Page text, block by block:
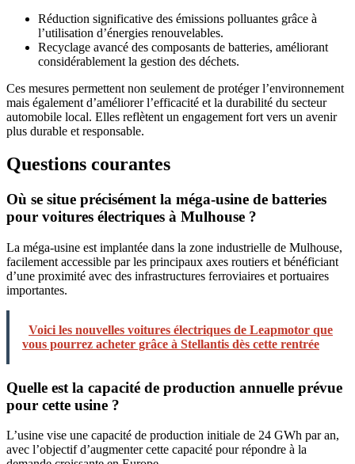
Réduction significative des émissions polluantes grâce à
l’utilisation d’énergies renouvelables.
Recyclage avancé des composants de batteries, améliorant
considérablement la gestion des déchets.
Ces mesures permettent non seulement de protéger l’environnement
mais également d’améliorer l’efficacité et la durabilité du secteur
automobile local. Elles reflètent un engagement fort vers un avenir
plus durable et responsable.
Questions courantes
Où se situe précisément la méga-usine de batteries
pour voitures électriques à Mulhouse ?
La méga-usine est implantée dans la zone industrielle de Mulhouse,
facilement accessible par les principaux axes routiers et bénéficiant
d’une proximité avec des infrastructures ferroviaires et portuaires
importantes.
Voici les nouvelles voitures électriques de Leapmotor que
vous pourrez acheter grâce à Stellantis dès cette rentrée
Quelle est la capacité de production annuelle prévue
pour cette usine ?
L’usine vise une capacité de production initiale de 24 GWh par an,
avec l’objectif d’augmenter cette capacité pour répondre à la